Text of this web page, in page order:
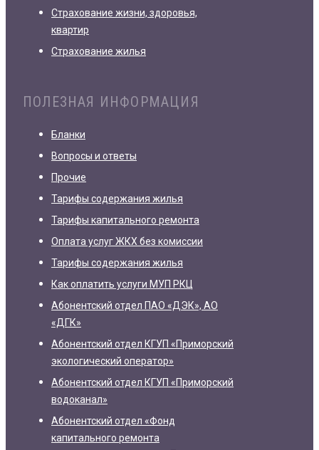
Страхование жизни, здоровья,
квартир
Страхование жилья
ПОЛЕЗНАЯ ИНФОРМАЦИЯ
Бланки
Вопросы и ответы
Прочие
Тарифы содержания жилья
Тарифы капитального ремонта
Оплата услуг ЖКХ без комиссии
Тарифы содержания жилья
Как оплатить услуги МУП РКЦ
Абонентский отдел ПАО «ДЭК», АО
«ДГК»
Абонентский отдел КГУП «Приморский
экологический оператор»
Абонентский отдел КГУП «Приморский
водоканал»
Абонентский отдел «Фонд
капитального ремонта